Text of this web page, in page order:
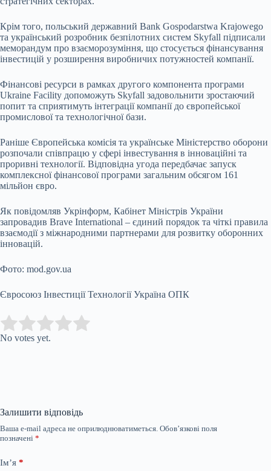
Крім того, польський державний Bank Gospodarstwa Krajowego
та український розробник безпілотних систем Skyfall підписали
меморандум про взаєморозуміння, що стосується фінансування
інвестицій у розширення виробничих потужностей компанії.
Фінансові ресурси в рамках другого компонента програми
Ukraine Facility допоможуть Skyfall задовольнити зростаючий
попит та сприятимуть інтеграції компанії до європейської
промислової та технологічної бази.
Раніше Європейська комісія та українське Міністерство оборони
розпочали співпрацю у сфері інвестування в інноваційні та
проривні технології. Відповідна угода передбачає запуск
комплексної фінансової програми загальним обсягом 161
мільйон євро.
Як повідомляв Укрінформ, Кабінет Міністрів України
запровадив Brave International – єдиний порядок та чіткі правила
взаємодії з міжнародними партнерами для розвитку оборонних
інновацій.
Фото: mod.gov.ua
Євросоюз Інвестиції Технології Україна ОПК
Rate this item:
No votes yet.
Залишити відповідь
Ваша e-mail адреса не оприлюднюватиметься. Обов’язкові поля
позначені *
Ім’я *